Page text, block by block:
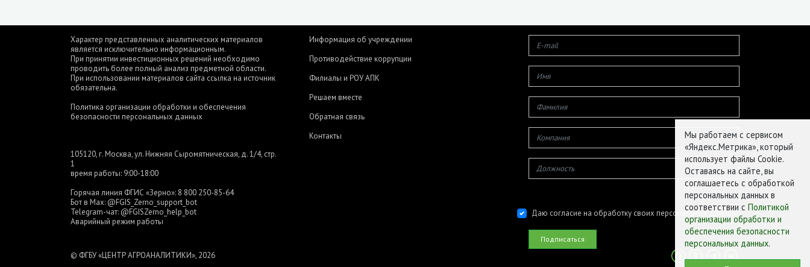
Характер представленных аналитических материалов
является исключительно информационным.
При принятии инвестиционных решений необходимо
проводить более полный анализ предметной области.
При использовании материалов сайта ссылка на источник
обязательна.
Политика организации обработки и обеспечения
безопасности персональных данных
105120, г. Москва, ул. Нижняя Сыромятническая, д. 1/4, стр.
1
время работы: 9:00-18:00
Горячая линия ФГИС «Зерно»: 8 800 250-85-64
Бот в Max: @FGIS_Zerno_support_bot
Telegram-чат: @FGISZerno_help_bot
Аварийный режим работы
Информация об учреждении
Противодействие коррупции
Филиалы и РОУ АПК
Решаем вместе
Обратная связь
Контакты
Даю согласие на обработку своих персональных данных
© ФГБУ «ЦЕНТР АГРОАНАЛИТИКИ», 2026
Мы работаем с сервисом
«Яндекс.Метрика», который
использует файлы Cookie.
Оставаясь на сайте, вы
соглашаетесь с обработкой
персональных данных в
соответствии с Политикой
организации обработки и
обеспечения безопасности
персональных данных.